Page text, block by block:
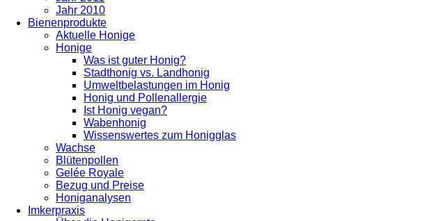
Jahr 2010
Bienenprodukte
Aktuelle Honige
Honige
Was ist guter Honig?
Stadthonig vs. Landhonig
Umweltbelastungen im Honig
Honig und Pollenallergie
Ist Honig vegan?
Wabenhonig
Wissenswertes zum Honigglas
Wachse
Blütenpollen
Gelée Royale
Bezug und Preise
Honiganalysen
Imkerpraxis